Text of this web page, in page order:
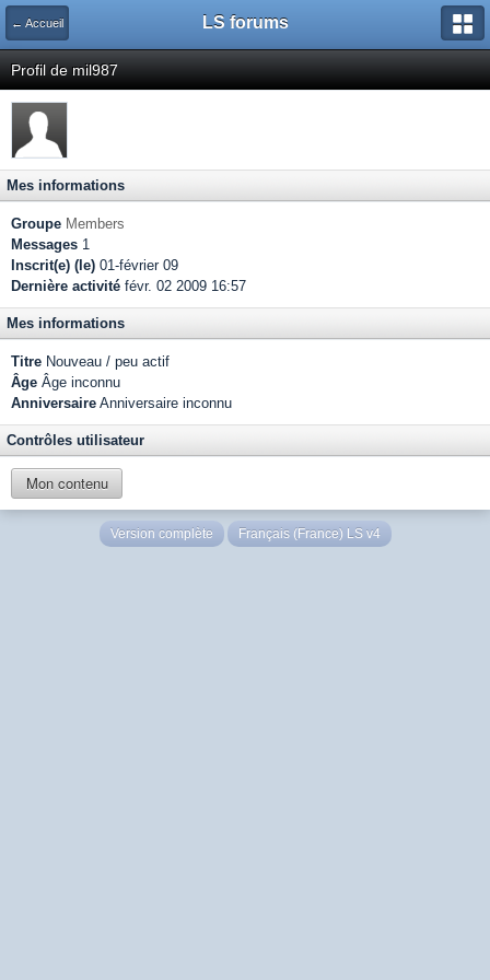
← Accueil LS forums
Profil de mil987
Mes informations
Groupe Members
Messages 1
Inscrit(e) (le) 01-février 09
Dernière activité févr. 02 2009 16:57
Mes informations
Titre Nouveau / peu actif
Âge Âge inconnu
Anniversaire Anniversaire inconnu
Contrôles utilisateur
Mon contenu
Version complète Français (France) LS v4